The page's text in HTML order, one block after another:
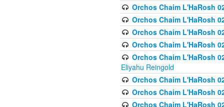
Orchos Chaim L'HaRosh
Orchos Chaim L'HaRosh
Orchos Chaim L'HaRosh
Orchos Chaim L'HaRosh
Orchos Chaim L'HaRosh
Eliyahu Reingold
Orchos Chaim L'HaRosh
Orchos Chaim L'HaRosh
Orchos Chaim L'HaRosh